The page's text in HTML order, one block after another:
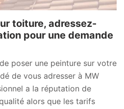
toiture, adressez-
pour une demande
poser une peinture sur votre
de vous adresser à MW
a la réputation de
alors que les tarifs